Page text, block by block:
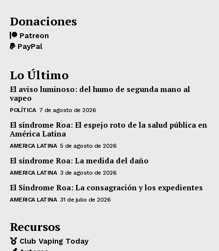
Donaciones
Patreon
PayPal
Lo Último
El aviso luminoso: del humo de segunda mano al
vapeo
POLÍTICA 7 de agosto de 2026
El síndrome Roa: El espejo roto de la salud pública en
América Latina
AMERICA LATINA 5 de agosto de 2026
El síndrome Roa: La medida del daño
AMERICA LATINA 3 de agosto de 2026
El Síndrome Roa: La consagración y los expedientes
AMERICA LATINA 31 de julio de 2026
Recursos
Club Vaping Today